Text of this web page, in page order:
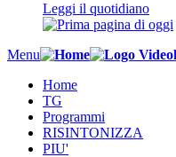
Leggi il quotidiano
Menu
Home
TG
Programmi
RISINTONIZZA
PIU'